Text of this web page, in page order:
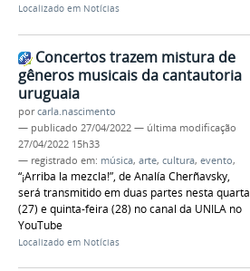
Localizado em Notícias
Concertos trazem mistura de
gêneros musicais da cantautoria
uruguaia
porcarla.nascimento
— publicado 27/04/2022 — última modificação
27/04/2022 15h33
— registrado em: música, arte, cultura, evento,
“¡Arriba la mezcla!”, de Analía Cherñavsky,
será transmitido em duas partes nesta quarta
(27) e quinta-feira (28) no canal da UNILA no
YouTube
Localizado em Notícias